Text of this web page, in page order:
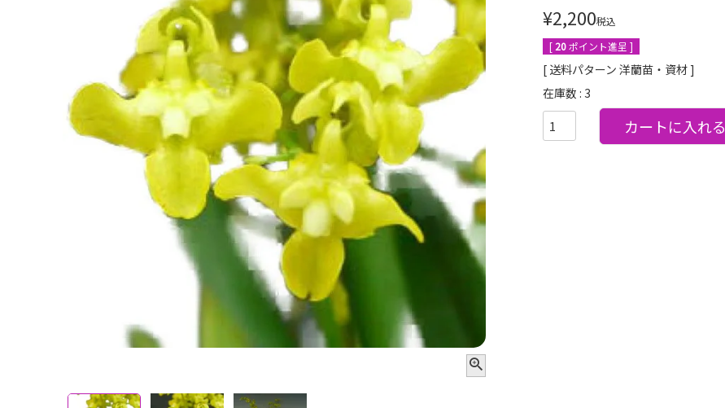
¥2,200税込
[ 20ポイント進呈 ]
送料パターン 洋蘭苗・資材
在庫数 3
カートに入れる